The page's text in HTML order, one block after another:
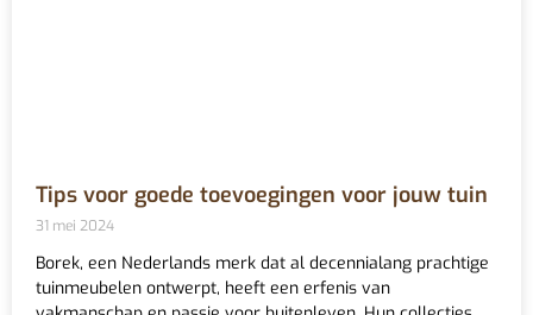
Tips voor goede toevoegingen voor jouw tuin
31 mei 2024
Borek, een Nederlands merk dat al decennialang prachtige
tuinmeubelen ontwerpt, heeft een erfenis van